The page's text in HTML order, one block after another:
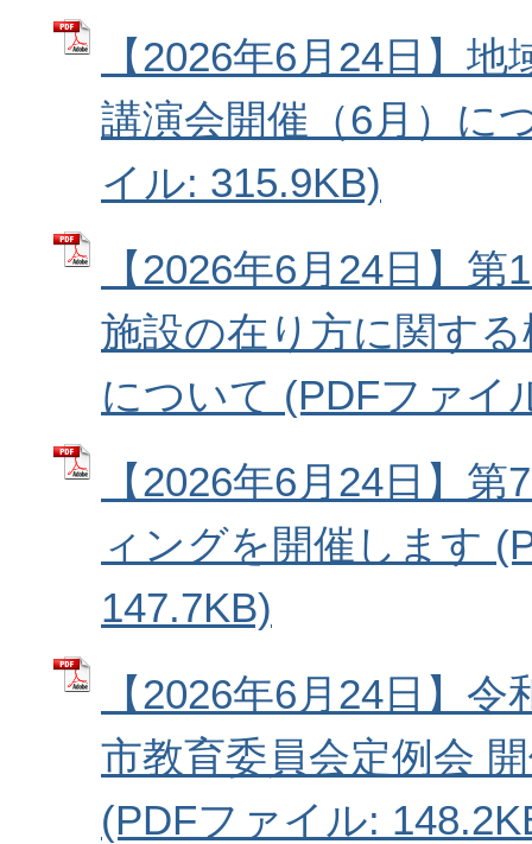
【2026年6月24日】
講演会開催（6月）に
イル: 315.9KB)
【2026年6月24日】
施設の在り方に関す
について (PDFファイ
【2026年6月24日】
ィングを開催します
147.7KB)
【2026年6月24日】
市教育委員会定例会
(PDFファイル: